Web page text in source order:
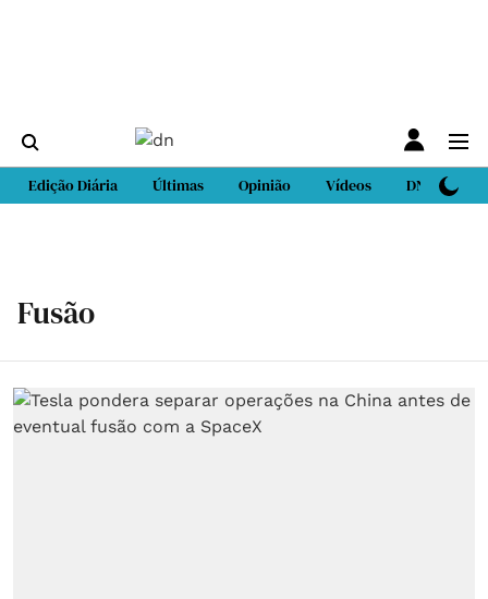
Edição Diária Últimas Opinião Vídeos DN Sport
Fusão